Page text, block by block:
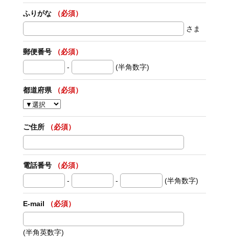
ふりがな
（必須）
さま
郵便番号
（必須）
-
(半角数字)
都道府県 （必須）
ご住所 （必須）
電話番号
（必須）
-
- (半角数字)
E-mail （必須）
(半角英数字)